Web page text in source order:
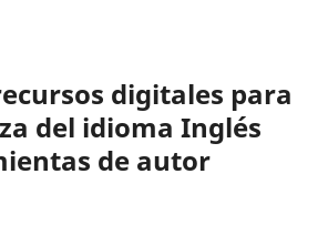
digitales para
del idioma Inglés
de autor